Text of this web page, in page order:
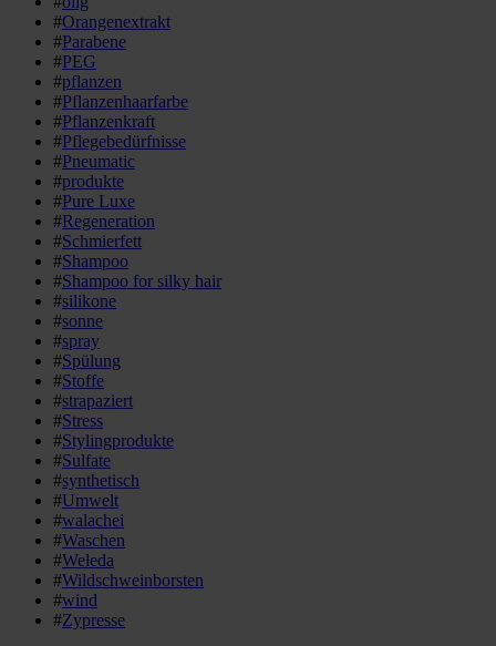
#Orangenextrakt
#Parabene
#PEG
#pflanzen
#Pflanzenhaarfarbe
#Pflanzenkraft
#Pflegebedürfnisse
#Pneumatic
#produkte
#Pure Luxe
#Regeneration
#Schmierfett
#Shampoo
#Shampoo for silky hair
#silikone
#sonne
#spray
#Spülung
#Stoffe
#strapaziert
#Stress
#Stylingprodukte
#Sulfate
#synthetisch
#Umwelt
#walachei
#Waschen
#Weleda
#Wildschweinborsten
#wind
#Zypresse